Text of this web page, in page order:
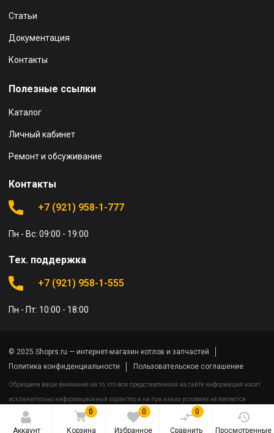
Аккаунт
0
Корзина
0
Избранное
0
Сравнить Просмотренные
Статьи
Документация
Контакты
Полезные ссылки
Каталог
Личный кабинет
Ремонт и обсуживание
Контакты
+7 (921) 958-1-777
Пн - Вс: 09:00 - 19:00
Тех. поддержка
+7 (921) 958-1-555
Пн - Пт: 10:00 - 18:00
© 2025 Shoprs.ru — интернет-магазин котлов и запчастей
Политика конфиденциальности
Пользовательское соглашение
Обращаем ваше внимание на то, что вся представленная на сайте информация носит
исключительно информационный характер и ни при каких условиях не является
публичной офертой определяемой положениями Статьи 437(2) Гражданского кодекса
Российской Федерации.